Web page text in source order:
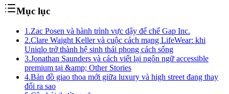
Mục lục
1.Zac Posen và hành trình vực dậy đế chế Gap Inc.
2.Clare Waight Keller và cuộc cách mạng LifeWear: khi
Uniqlo trở thành hệ sinh thái phong cách sống
3.Jonathan Saunders và cách viết lại ngôn ngữ accessible
premium tại &amp; Other Stories
4.Bản đồ giao thoa mới giữa luxury và high street đang thay
đổi ra sao